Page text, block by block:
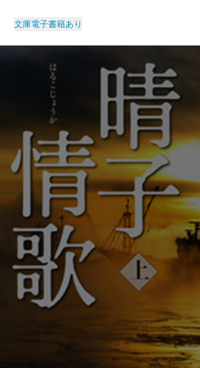
文庫電子書籍あり